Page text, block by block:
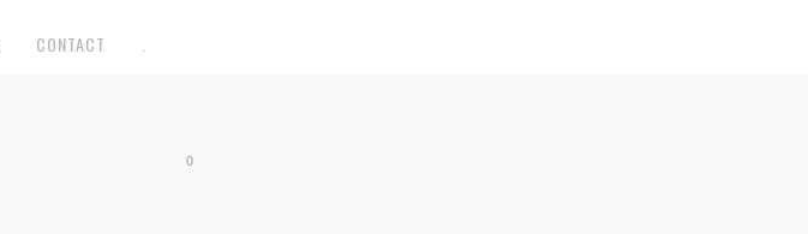
CONTACT
0